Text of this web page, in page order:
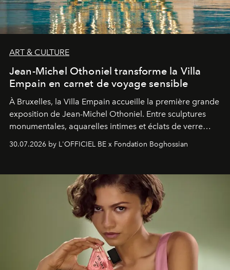
ART & CULTURE
Jean-Michel Othoniel transforme la Villa
Empain en carnet de voyage sensible
À Bruxelles, la Villa Empain accueille la première grande
exposition de Jean-Michel Othoniel. Entre sculptures
monumentales, aquarelles intimes et éclats de verre
soufflé, l’artiste français compose un itinéraire
émotionnel où chaque œuvre devient le souvenir
émerveillement.
30.07.2026 by L'OFFICIEL BE x Fondation Boghossian